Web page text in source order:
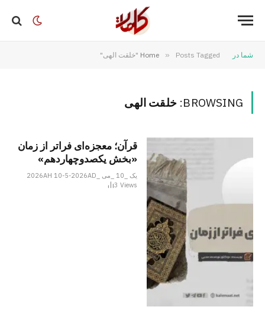
شما در Home » Posts Tagged "خلقت الهی"
BROWSING: خلقت الهی
قرآن؛ معجزه‌ای فراتر از زمان
«بخش یکصدوچهاردهم»
یک _10 _می _2026AH 10-5-2026AD
3Views